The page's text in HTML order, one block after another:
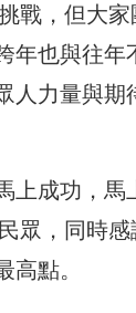
戰，但大
年也與往
人力量與期
上成功，馬
眾，同時感
點。